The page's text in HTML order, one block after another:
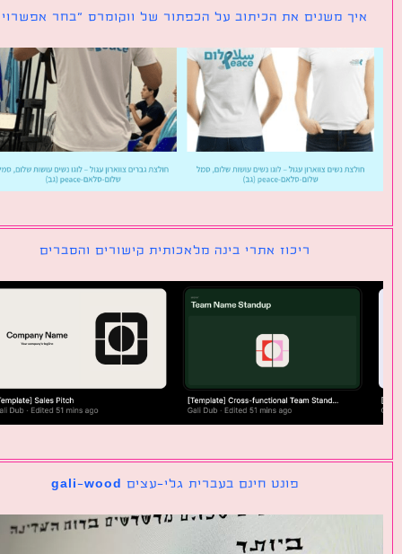
משנים את הכיתוב על הכפתור של ווקומרס ״בחר אפשרויות״
ריכוז אתרי בינה מלאכותית קישורים והסברים
פונט חינם בעברית גלי-עצים gali-wood